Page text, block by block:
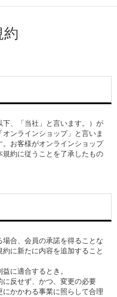
、「当社」と言います。）が
ンラインショップ」と言いま
お客様がオンラインショップ
約に従うことを了承したもの
合、会員の承諾を得ることな
に新たに内容を追加すること
に適合するとき。
反せず、かつ、変更の必要
かかわる事業に照らして合理